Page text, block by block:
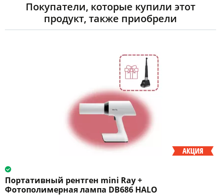
Покупатели, которые купили этот
продукт, также приобрели
Портативный рентген mini Ray +
Фотополимерная лампа DB686 HALO